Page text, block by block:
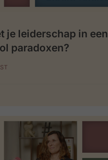
je leiderschap in een
paradoxen?